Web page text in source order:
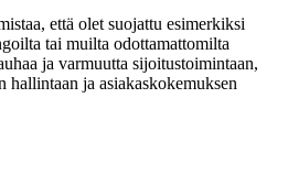
että olet suojattu esimerkiksi
tai muilta odottamattomilta
ja varmuutta sijoitustoimintaan,
ja asiakaskokemuksen